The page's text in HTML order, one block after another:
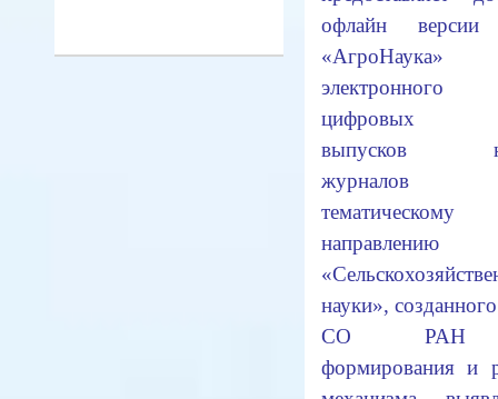
офлайн версии
электронного
цифровых
выпусков
тематическому
направлению
науки»,
СО РАН
формирования и